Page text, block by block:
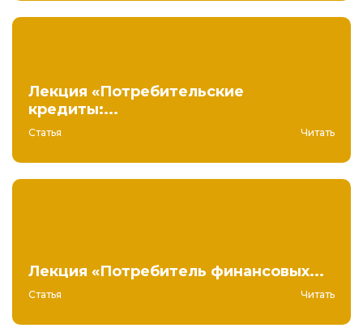
Лекция «Потребительские
кредиты:...
Статья Читать
Лекция «Потребитель финансовых...
Статья Читать